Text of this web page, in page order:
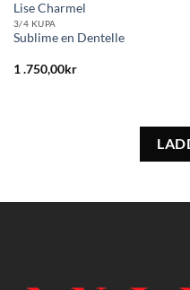
Lise Charmel
3/4 KUPA
Sublime en Dentelle
1 .750,00kr